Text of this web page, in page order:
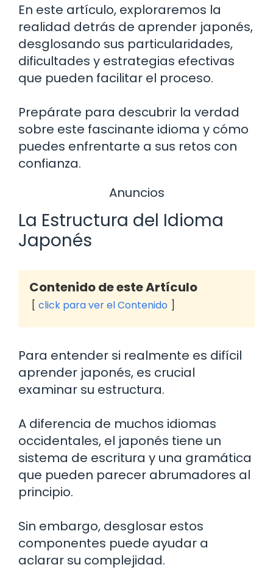
En este artículo, exploraremos la
realidad detrás de aprender japonés,
desglosando sus particularidades,
dificultades y estrategias efectivas
que pueden facilitar el proceso.
Prepárate para descubrir la verdad
sobre este fascinante idioma y cómo
puedes enfrentarte a sus retos con
confianza.
Anuncios
La Estructura del Idioma
Japonés
Contenido de este Artículo
click para ver el Contenido
Para entender si realmente es difícil
aprender japonés, es crucial
examinar su estructura.
A diferencia de muchos idiomas
occidentales, el japonés tiene un
sistema de escritura y una gramática
que pueden parecer abrumadores al
principio.
Sin embargo, desglosar estos
componentes puede ayudar a
aclarar su complejidad.